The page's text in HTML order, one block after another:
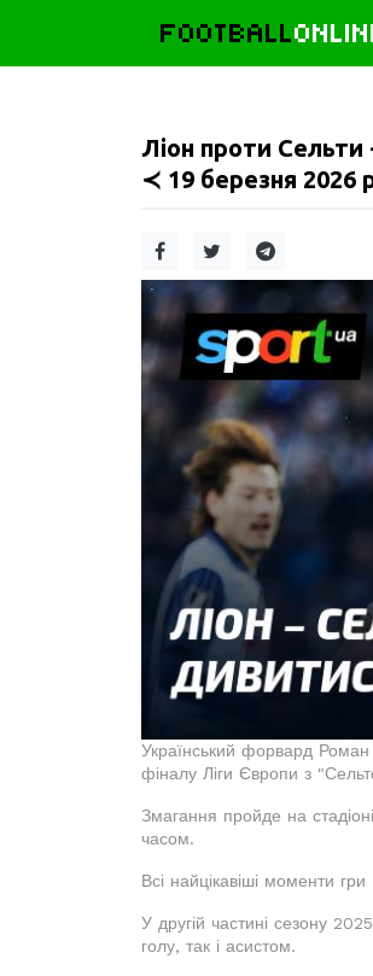
FOOTBALL
Ліон проти
≺ 19 березня 2026
Український форвард Роман
фіналу Ліги Європи з
Змагання пройде на
часом.
Всі найцікавіші моменти
У другій частині сезону
голу, так і асистом.